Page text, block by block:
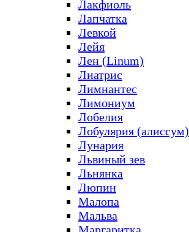
Лакфиоль
Лапчатка
Левкой
Лейя
Лен (Linum)
Лиатрис
Лимнантес
Лимониум
Лобелия
Лобулярия (алиссум)
Лунария
Львиный зев
Льнянка
Люпин
Малопа
Мальва